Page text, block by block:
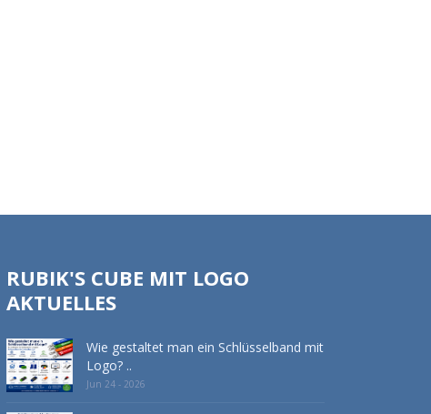
RUBIK'S CUBE MIT LOGO
AKTUELLES
Wie gestaltet man ein Schlüsselband mit
Logo? ..
Jun 24 - 2026